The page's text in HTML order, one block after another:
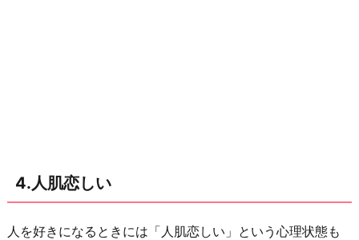
4.人肌恋しい
人を好きになるときには「人肌恋しい」という心理状態も